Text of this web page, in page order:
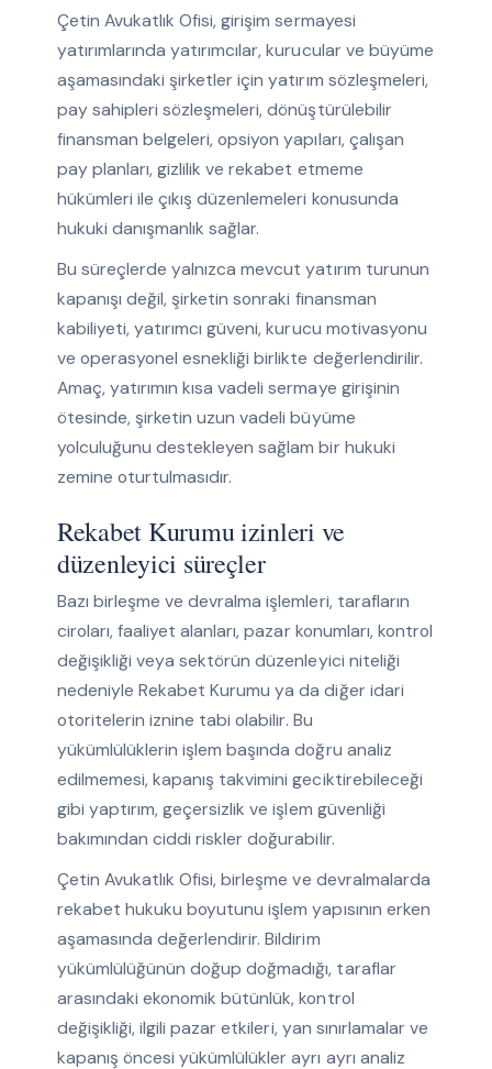
Çetin Avukatlık Ofisi, girişim sermayesi
yatırımlarında yatırımcılar, kurucular ve büyüme
aşamasındaki şirketler için yatırım sözleşmeleri,
pay sahipleri sözleşmeleri, dönüştürülebilir
finansman belgeleri, opsiyon yapıları, çalışan
pay planları, gizlilik ve rekabet etmeme
hükümleri ile çıkış düzenlemeleri konusunda
hukuki danışmanlık sağlar.
Bu süreçlerde yalnızca mevcut yatırım turunun
kapanışı değil, şirketin sonraki finansman
kabiliyeti, yatırımcı güveni, kurucu motivasyonu
ve operasyonel esnekliği birlikte değerlendirilir.
Amaç, yatırımın kısa vadeli sermaye girişinin
ötesinde, şirketin uzun vadeli büyüme
yolculuğunu destekleyen sağlam bir hukuki
zemine oturtulmasıdır.
Rekabet Kurumu izinleri ve
düzenleyici süreçler
Bazı birleşme ve devralma işlemleri, tarafların
ciroları, faaliyet alanları, pazar konumları, kontrol
değişikliği veya sektörün düzenleyici niteliği
nedeniyle Rekabet Kurumu ya da diğer idari
otoritelerin iznine tabi olabilir. Bu
yükümlülüklerin işlem başında doğru analiz
edilmemesi, kapanış takvimini geciktirebileceği
gibi yaptırım, geçersizlik ve işlem güvenliği
bakımından ciddi riskler doğurabilir.
Çetin Avukatlık Ofisi, birleşme ve devralmalarda
rekabet hukuku boyutunu işlem yapısının erken
aşamasında değerlendirir. Bildirim
yükümlülüğünün doğup doğmadığı, taraflar
arasındaki ekonomik bütünlük, kontrol
değişikliği, ilgili pazar etkileri, yan sınırlamalar ve
kapanış öncesi yükümlülükler ayrı ayrı analiz